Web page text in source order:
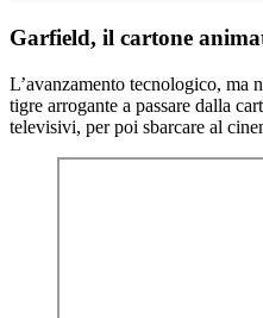
Garfield, il cartone
L’avanzamento tecnologico, ma
tigre arrogante a passare dalla
televisivi, per poi sbarcare al